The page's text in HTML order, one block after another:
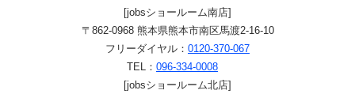
[jobsショールーム南店]
〒862-0968 熊本県熊本市南区馬渡2-16-10
フリーダイヤル： 0120-370-067
TEL： 096-334-0008
[jobsショールーム北店]